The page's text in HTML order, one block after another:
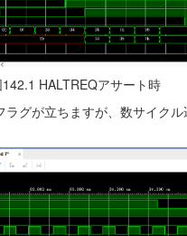
142.1 HALTREQアサート時
グが立ちますが、数サイク